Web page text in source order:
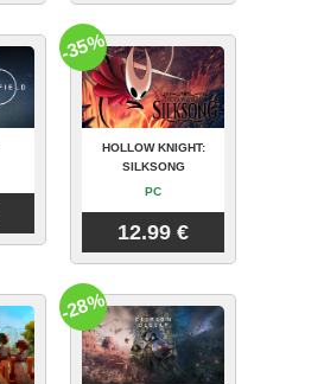
HOLLOW KNIGHT:
SILKSONG
PC
12.99 €
-35%
-28%